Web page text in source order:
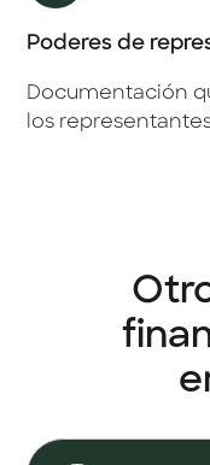
Poderes de
Documentación
los